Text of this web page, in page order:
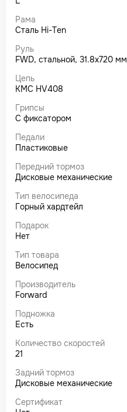
Рама
Сталь Hi-Ten
Руль
FWD, стальной, 31.8х720 мм
Цепь
KMC HV408
Грипсы
С фиксатором
Педали
Пластиковые
Передний тормоз
Дисковые механические
Тип велосипеда
Горный хардтейл
Подарок
Нет
Тип товара
Велосипед
Производитель
Forward
Подножка
Есть
Количество скоростей
21
Задний тормоз
Дисковые механические
Сертификат